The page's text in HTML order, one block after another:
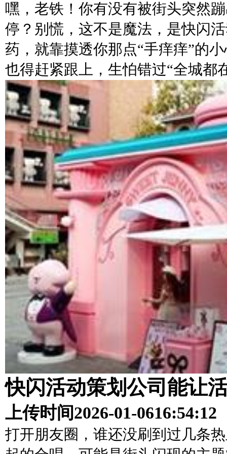
嘿，老铁！你有没有被街头突然
停？别慌，这不是魔法，是快闪
药，就靠摸透你那点“手痒痒”的
也得赶紧跟上，生怕错过“全城
快闪活动策划公司能让
上传时间2026-01-0616:54:12
打开朋友圈，谁还没刷到过几条